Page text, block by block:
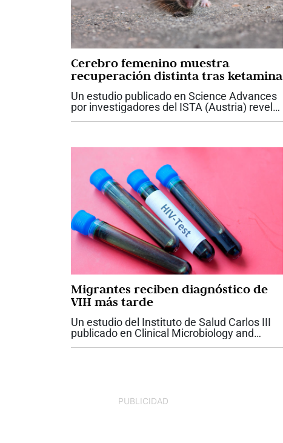
Cerebro femenino muestra
recuperación distinta tras ketamina
Un estudio publicado en Science Advances
por investigadores del ISTA (Austria) revela
Migrantes reciben diagnóstico de
VIH más tarde
Un estudio del Instituto de Salud Carlos III
publicado en Clinical Microbiology and
PUBLICIDAD